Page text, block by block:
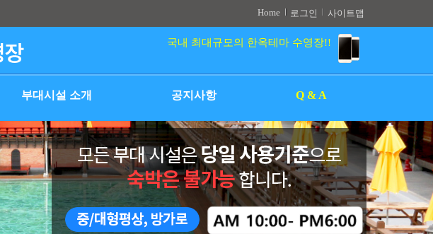
Home 로그인 사이트맵
국내 최대규모의 한옥테마 수영장!!
부대시설 소개 공지사항 Q & A